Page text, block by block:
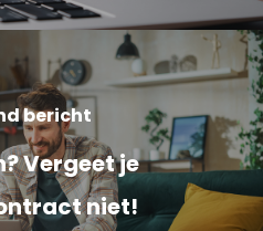
bericht
Vergeet je
niet!